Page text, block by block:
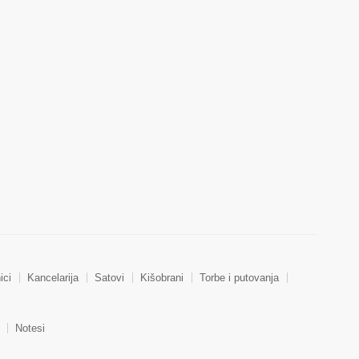
Kancelarija Satovi Kišobrani
Torbe i putovanja
Notesi